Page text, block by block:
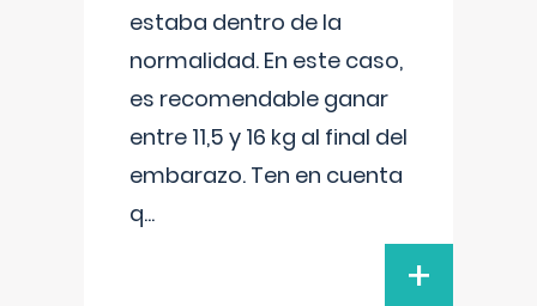
estaba dentro de la
normalidad. En este caso,
es recomendable ganar
entre 11,5 y 16 kg al final del
embarazo. Ten en cuenta
q...
+